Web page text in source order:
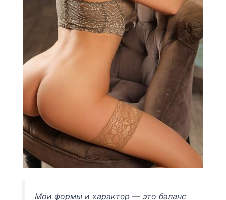
Мои формы и характер — это баланс